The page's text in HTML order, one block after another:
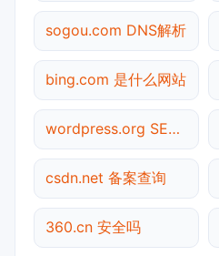
sogou.com DNS解析
bing.com 是什么网站
wordpress.org SEO体检
csdn.net 备案查询
360.cn 安全吗